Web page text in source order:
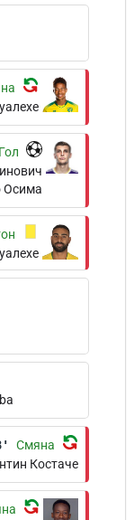
Гол
Осима
Смяна
Костаче